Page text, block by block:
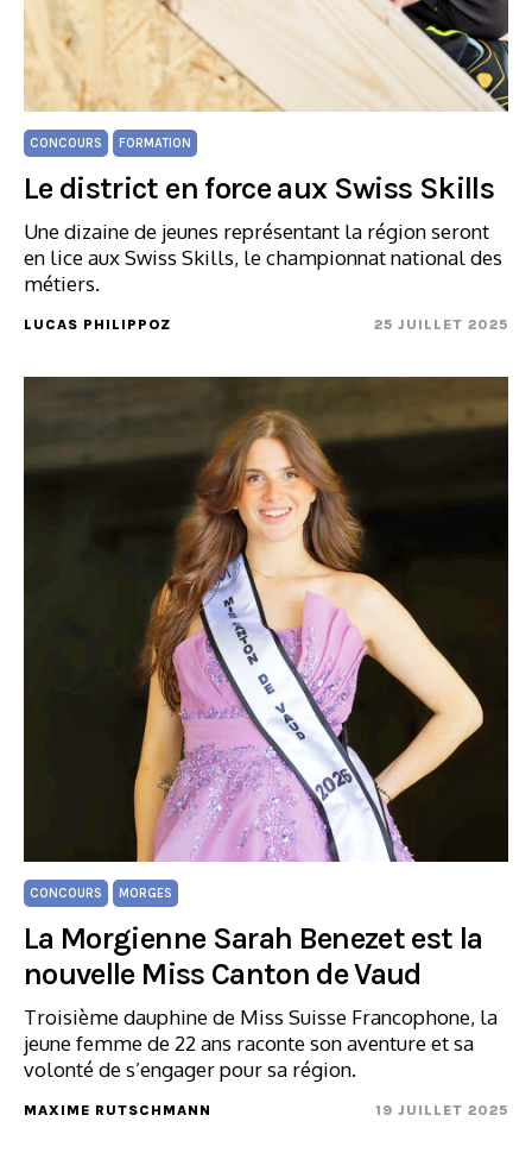
CONCOURS FORMATION
Le district en force aux Swiss Skills
Une dizaine de jeunes représentant la région seront
en lice aux Swiss Skills, le championnat national des
métiers.
LUCAS PHILIPPOZ 25 JUILLET 2025
CONCOURS MORGES
La Morgienne Sarah Benezet est la
nouvelle Miss Canton de Vaud
Troisième dauphine de Miss Suisse Francophone, la
jeune femme de 22 ans raconte son aventure et sa
volonté de s’engager pour sa région.
MAXIME RUTSCHMANN 19 JUILLET 2025